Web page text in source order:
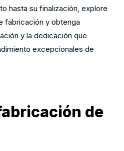
hasta su finalización, explore
fabricación y obtenga
y la dedicación que
excepcionales de
de